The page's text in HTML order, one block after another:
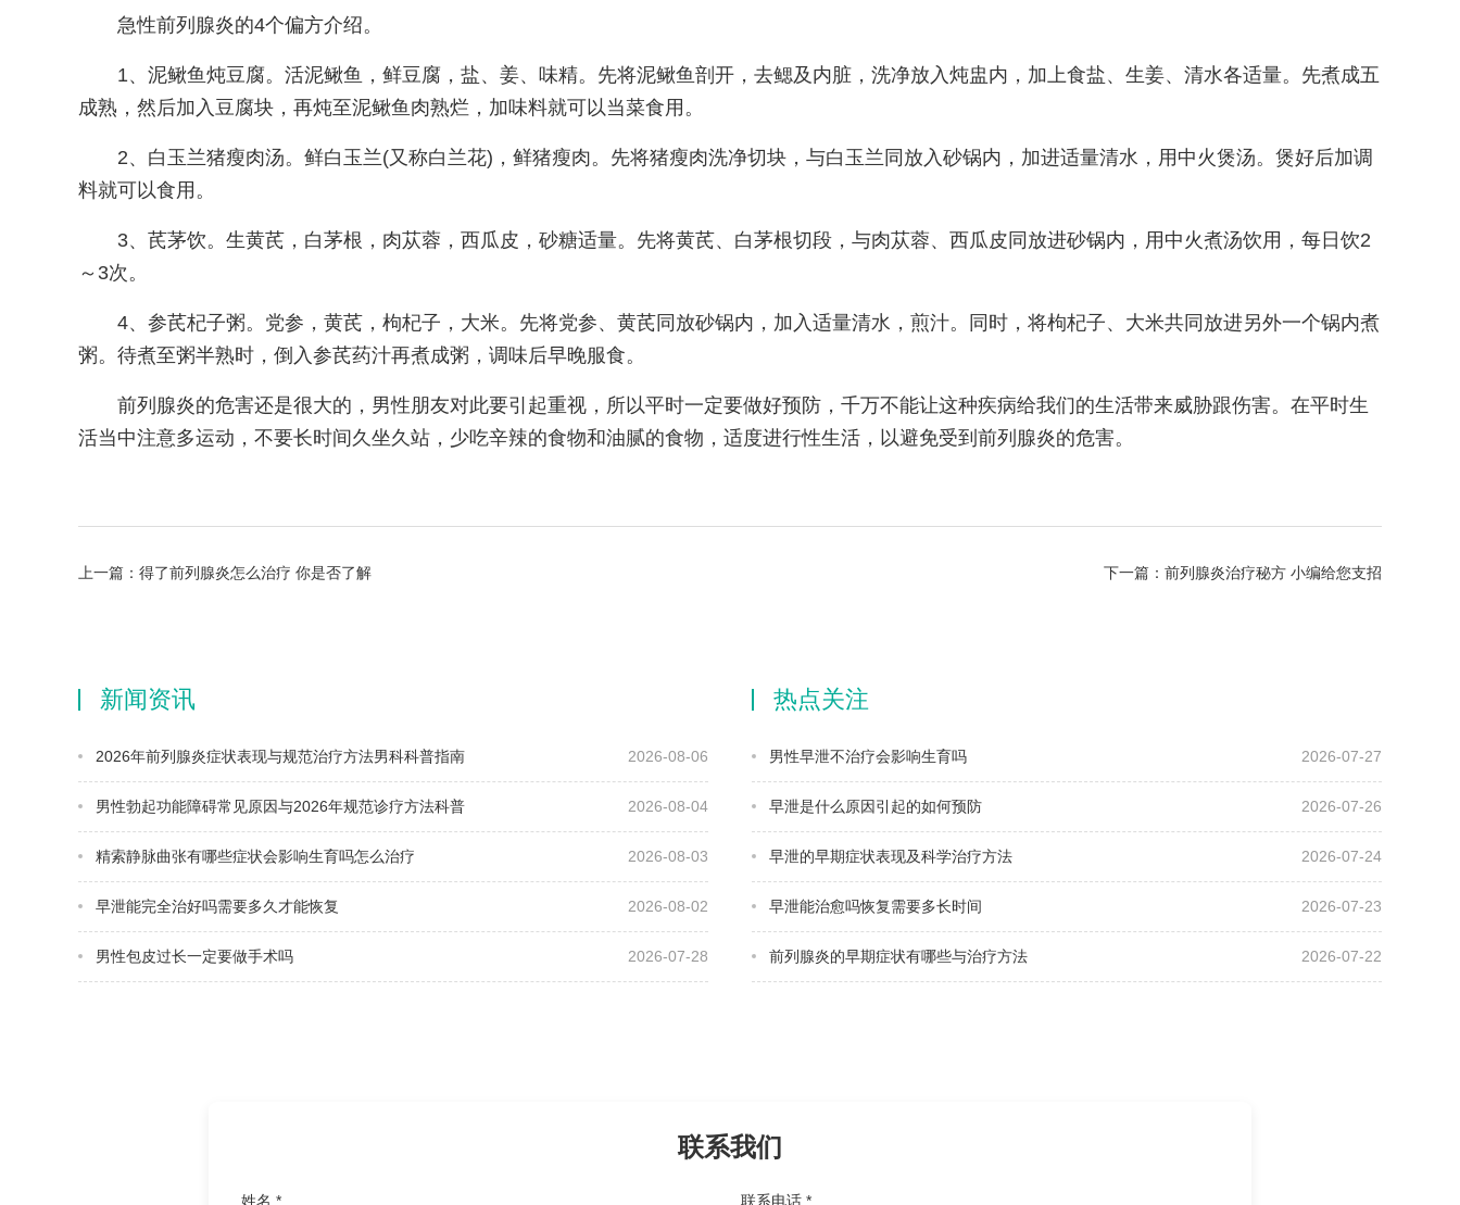
急性前列腺炎的4个偏方介绍。
1、泥鳅鱼炖豆腐。活泥鳅鱼，鲜豆腐，盐、姜、味精。先将泥鳅鱼剖开，去鳃及内脏，洗净放入炖盅内，加上食盐、生姜、清水各适量。先煮成五
成熟，然后加入豆腐块，再炖至泥鳅鱼肉熟烂，加味料就可以当菜食用。
2、白玉兰猪瘦肉汤。鲜白玉兰(又称白兰花)，鲜猪瘦肉。先将猪瘦肉洗净切块，与白玉兰同放入砂锅内，加进适量清水，用中火煲汤。煲好后加调
料就可以食用。
3、芪茅饮。生黄芪，白茅根，肉苁蓉，西瓜皮，砂糖适量。先将黄芪、白茅根切段，与肉苁蓉、西瓜皮同放进砂锅内，用中火煮汤饮用，每日饮2
～3次。
4、参芪杞子粥。党参，黄芪，枸杞子，大米。先将党参、黄芪同放砂锅内，加入适量清水，煎汁。同时，将枸杞子、大米共同放进另外一个锅内煮
粥。待煮至粥半熟时，倒入参芪药汁再煮成粥，调味后早晚服食。
前列腺炎的危害还是很大的，男性朋友对此要引起重视，所以平时一定要做好预防，千万不能让这种疾病给我们的生活带来威胁跟伤害。在平时生
活当中注意多运动，不要长时间久坐久站，少吃辛辣的食物和油腻的食物，适度进行性生活，以避免受到前列腺炎的危害。
上一篇： 得了前列腺炎怎么治疗 你是否了解 下一篇： 前列腺炎治疗秘方 小编给您支招
新闻资讯
2026年前列腺炎症状表现与规范治疗方法男科科普指南 2026-08-06
男性勃起功能障碍常见原因与2026年规范诊疗方法科普 2026-08-04
精索静脉曲张有哪些症状会影响生育吗怎么治疗 2026-08-03
早泄能完全治好吗需要多久才能恢复 2026-08-02
男性包皮过长一定要做手术吗 2026-07-28
热点关注
男性早泄不治疗会影响生育吗 2026-07-27
早泄是什么原因引起的如何预防 2026-07-26
早泄的早期症状表现及科学治疗方法 2026-07-24
早泄能治愈吗恢复需要多长时间 2026-07-23
前列腺炎的早期症状有哪些与治疗方法 2026-07-22
联系我们
姓名 * 联系电话 *